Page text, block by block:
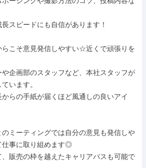
スピードにも自信があります！
らこそ意見発信しやすい☆近くで頑張りを
企画部のスタッフなど、本社スタッフが
います。
らの手紙が届くほど風通しの良いアイ
ミーティングでは自分の意見も発信しや
仕事に取り組めます◎
販売の枠を越えたキャリアパスも可能で